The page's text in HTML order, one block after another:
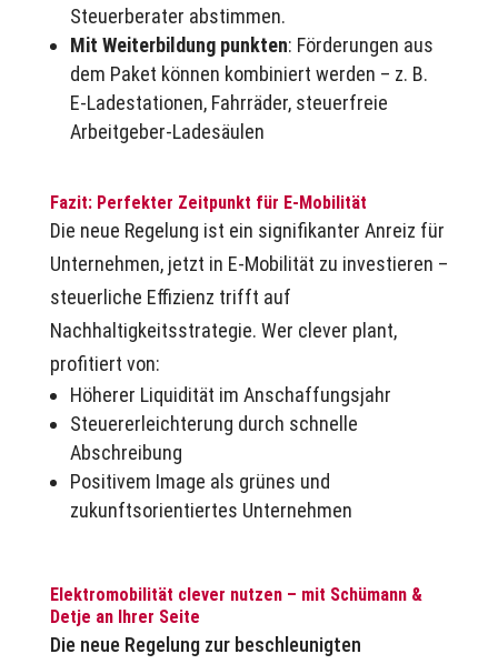
Steuerberater abstimmen.
Mit Weiterbildung punkten: Förderungen aus
dem Paket können kombiniert werden – z. B.
E-Ladestationen, Fahrräder, steuerfreie
Arbeitgeber-Ladesäulen
Fazit: Perfekter Zeitpunkt für E-Mobilität
Die neue Regelung ist ein signifikanter Anreiz für
Unternehmen, jetzt in E‑Mobilität zu investieren –
steuerliche Effizienz trifft auf
Nachhaltigkeitsstrategie. Wer clever plant,
profitiert von:
Höherer Liquidität im Anschaffungsjahr
Steuererleichterung durch schnelle
Abschreibung
Positivem Image als grünes und
zukunftsorientiertes Unternehmen
Elektromobilität clever nutzen – mit Schümann &
Detje an Ihrer Seite
Die neue Regelung zur beschleunigten